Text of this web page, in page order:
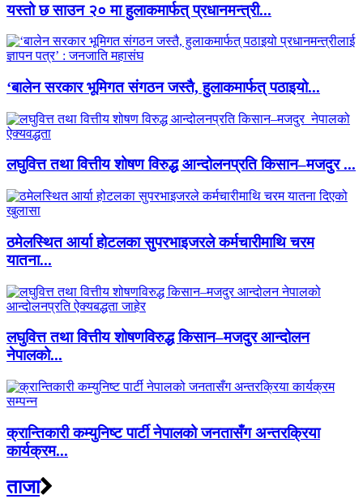
यस्तो छ साउन २० मा हुलाकमार्फत् प्रधानमन्त्री...
‘बालेन सरकार भूमिगत संगठन जस्तै, हुलाकमार्फत् पठाइयो...
लघुवित्त तथा वित्तीय शोषण विरुद्ध आन्दोलनप्रति किसान–मजदुर ...
ठमेलस्थित आर्या होटलका सुपरभाइजरले कर्मचारीमाथि चरम
यातना...
लघुवित्त तथा वित्तीय शोषणविरुद्ध किसान–मजदुर आन्दोलन
नेपालको...
क्रान्तिकारी कम्युनिष्ट पार्टी नेपालको जनतासँग अन्तरक्रिया
कार्यक्रम...
ताजा